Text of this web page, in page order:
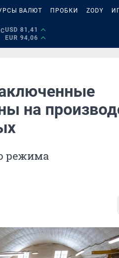
ВАЛЮТ ПРОБКИ ZODY
USD 81,41
EUR 94,06
на
режима